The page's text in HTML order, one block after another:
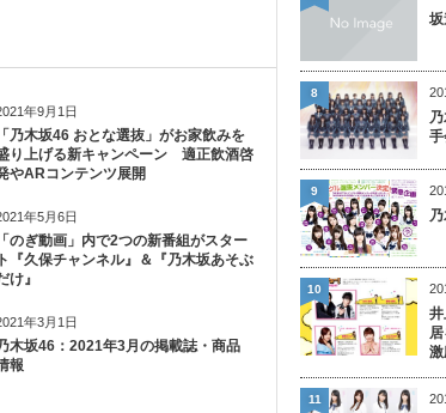
年9月1日
「乃木坂46 おとな選抜」がお家飲みを
り上げる新キャンペーン 適正飲酒啓
やARコンテンツ展開
年5月6日
「のぎ動画」内で2つの新番組がスター
ト『久保チャンネル』＆『乃木坂あそぶ
け』
年3月1日
木坂46：2021年3月の掲載誌・商品
報
手
8
9
10
11